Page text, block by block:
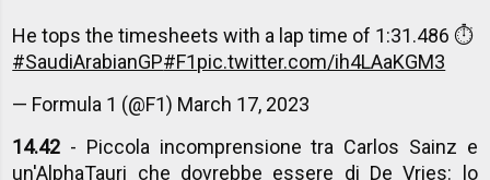
He tops the timesheets with a lap time of 1:31.486 ⏱️
#SaudiArabianGP#F1pic.twitter.com/ih4LAaKGM3
— Formula 1 (@F1) March 17, 2023
14.42 - Piccola incomprensione tra Carlos Sainz e
un'AlphaTauri che dovrebbe essere di De Vries: lo